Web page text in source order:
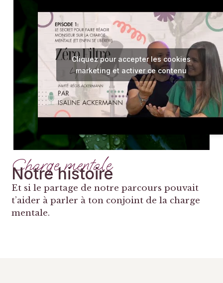
Cliquez pour accepter les cookies
marketing et activer ce contenu
Charge mentale
Notre histoire
Et si le partage de notre parcours pouvait
t’aider à parler à ton conjoint de la charge
mentale.